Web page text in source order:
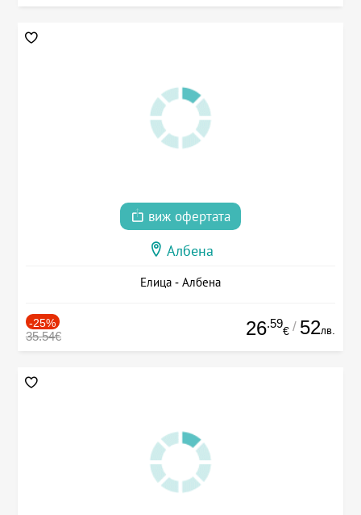
виж офертата
Албена
Елица - Албена
-25%
35.54€ 26.59
€ / 52лв.